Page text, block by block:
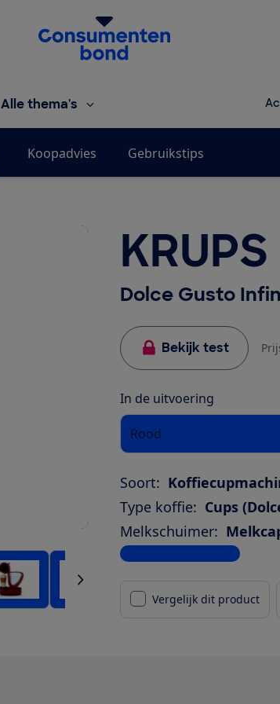
Homepage van de Consumentenbond
Alle thema's
Koopadvies Gebruikstips
KRUPS
Dolce Gusto
Bekijk test
In de uitvoering
Rood
Soort:
Type koffie: Cups
Melkschuimer:
Bekijk alle specificaties
Vergelijk dit product